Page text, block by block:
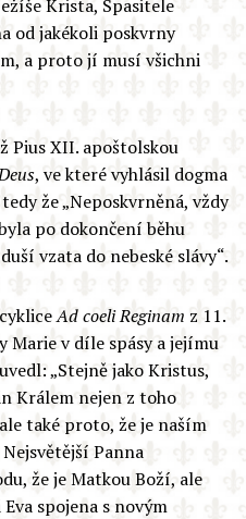
Krista, Spasitele
od jakékoli poskvrny
a proto jí musí všichni
Pius XII. apoštolskou
, ve které vyhlásil dogma
že „Neposkvrněná, vždy
po dokončení běhu
vzata do nebeské slávy“.
Ad coeli Reginam z 11.
Marie v díle spásy a jejímu
„Stejně jako Kristus,
Králem nejen z toho
také proto, že je naším
Panna
že je Matkou Boží, ale
spojena s novým